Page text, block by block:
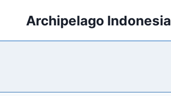
Archipelago Indonesia